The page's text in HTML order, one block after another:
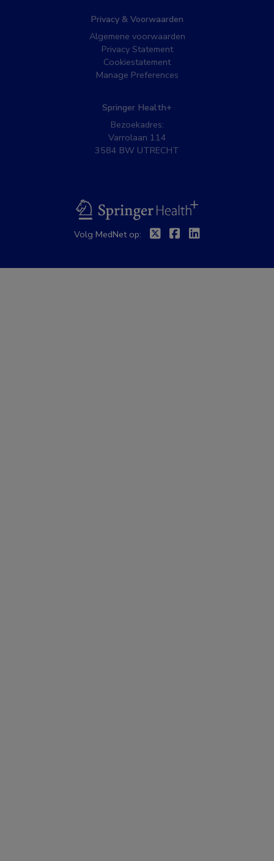
Privacy & Voorwaarden
Algemene voorwaarden
Privacy Statement
Cookiestatement
Manage Preferences
Springer Health+
Bezoekadres:
Varrolaan 114
3584 BW UTRECHT
BSL
Volg MedNet op: TwitterFacebook
Linkedin